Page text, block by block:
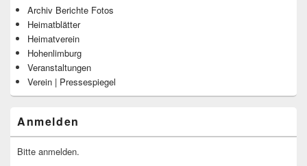
Archiv Berichte Fotos
Heimatblätter
Heimatverein
Hohenlimburg
Veranstaltungen
Verein | Pressespiegel
Anmelden
Bitte anmelden.